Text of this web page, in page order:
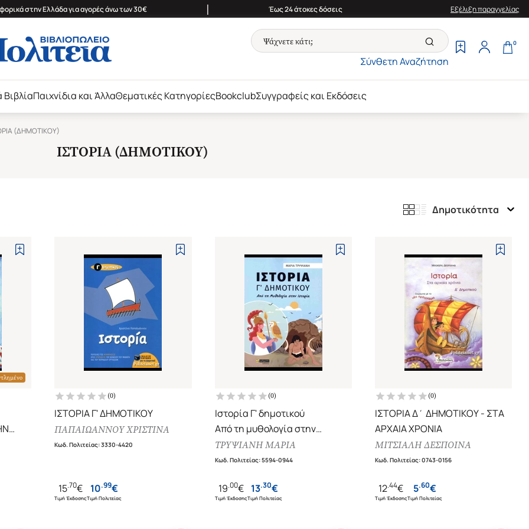
στην Ελλάδα για αγορές άνω των 30€ | Έως 24 άτοκες δόσεις Εξέλιξη παραγγελίας
Σύνθετη Αναζήτηση
0
ΒιβλίαΠαιχνίδια και ΆλλαΘεματικές ΚατηγορίεςBookclubΣυγγραφείς και Εκδόσεις
(ΔΗΜΟΤΙΚΟΥ)
ΙΣΤΟΡΙΑ (ΔΗΜΟΤΙΚΟΥ)
Δημοτικότητα
(0)
ΙΣΤΟΡΙΑ Γ' ΔΗΜΟΤΙΚΟΥ
ΠΑΠΑΙΩΑΝΝΟΥ ΧΡΙΣΤΙΝΑ
Κωδ. Πολιτείας:3330-4420
15.70€
Τιμή Έκδοσης
10.99€
Τιμή Πολιτείας
(0)
Ιστορία Γ' δημοτικού
Από τη μυθολογία στην
ιστορία
ΤΡΥΨΙΑΝΗ ΜΑΡΙΑ
Κωδ. Πολιτείας:5594-0944
19.00€
Τιμή Έκδοσης
13.30€
Τιμή Πολιτείας
(0)
ΙΣΤΟΡΙΑ Δ΄ ΔΗΜΟΤΙΚΟΥ - ΣΤΑ
ΑΡΧΑΙΑ ΧΡΟΝΙΑ
ΜΙΤΣΙΑΛΗ ΔΕΣΠΟΙΝΑ
Κωδ. Πολιτείας:0743-0156
12.44€
Τιμή Έκδοσης
5.60€
Τιμή Πολιτείας